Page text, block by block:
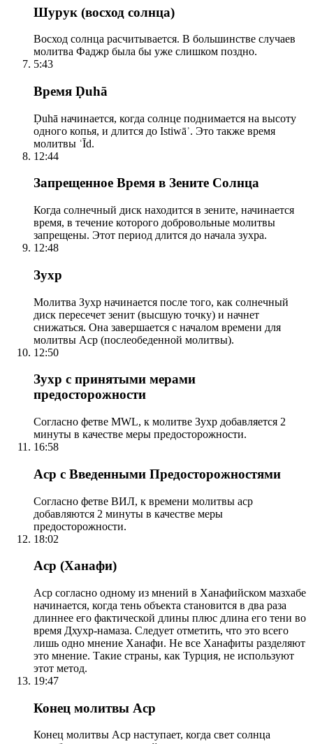
Шурук (восход солнца)
Восход солнца расчитывается. В большинстве случаев
молитва Фаджр была бы уже слишком поздно.
5:43
Время Ḍuhā
Ḍuhā начинается, когда солнце поднимается на высоту
одного копья, и длится до Istiwāʾ. Это также время
молитвы ʿĪd.
12:44
Запрещенное Время в Зените Солнца
Когда солнечный диск находится в зените, начинается
время, в течение которого добровольные молитвы
запрещены. Этот период длится до начала зухра.
12:48
Зухр
Молитва Зухр начинается после того, как солнечный
диск пересечет зенит (высшую точку) и начнет
снижаться. Она завершается с началом времени для
молитвы Аср (послеобеденной молитвы).
12:50
Зухр с принятыми мерами
предосторожности
Согласно фетве MWL, к молитве Зухр добавляется 2
минуты в качестве меры предосторожности.
16:58
Аср с Введенными Предосторожностями
Согласно фетве ВИЛ, к времени молитвы аср
добавляются 2 минуты в качестве меры
предосторожности.
18:02
Аср (Ханафи)
Аср согласно одному из мнений в Ханафийском мазхабе
начинается, когда тень объекта становится в два раза
длиннее его фактической длины плюс длина его тени во
время Дхухр-намаза. Следует отметить, что это всего
лишь одно мнение Ханафи. Не все Ханафиты разделяют
это мнение. Такие страны, как Турция, не используют
этот метод.
19:47
Конец молитвы Аср
Конец молитвы Аср наступает, когда свет солнца